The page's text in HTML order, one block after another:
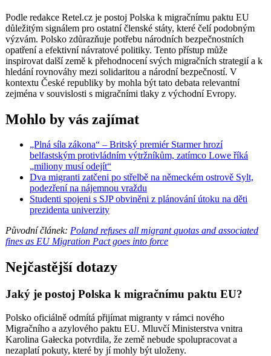
Podle redakce Retel.cz je postoj Polska k migračnímu paktu EU
důležitým signálem pro ostatní členské státy, které čelí podobným
výzvám. Polsko zdůrazňuje potřebu národních bezpečnostních
opatření a efektivní návratové politiky. Tento přístup může
inspirovat další země k přehodnocení svých migračních strategií a k
hledání rovnováhy mezi solidaritou a národní bezpečností. V
kontextu České republiky by mohla být tato debata relevantní
zejména v souvislosti s migračními tlaky z východní Evropy.
Mohlo by vás zajímat
„Plná síla zákona“ – Britský premiér Starmer hrozí
belfastským protivládním výtržníkům, zatímco Lowe říká
„miliony musí odejít“
Dva migranti zatčeni po střelbě na německém ostrově Sylt,
podezření na nájemnou vraždu
Studenti spojeni s SJP obviněni z plánování útoku na děti
prezidenta univerzity
Původní článek: Poland refuses all migrant quotas and associated
fines as EU Migration Pact goes into force
Nejčastější dotazy
Jaký je postoj Polska k migračnímu paktu EU?
Polsko oficiálně odmítá přijímat migranty v rámci nového
Migračního a azylového paktu EU. Mluvčí Ministerstva vnitra
Karolina Gałecka potvrdila, že země nebude spolupracovat a
nezaplatí pokuty, které by jí mohly být uloženy.